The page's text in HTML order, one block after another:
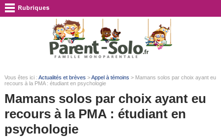
Vous êtes ici : Actualités et brèves >Appel à témoins > Mamans solos par choix ayant eu
recours à la PMA : étudiant en psychologie
Mamans solos par choix ayant eu
recours à la PMA : étudiant en
psychologie